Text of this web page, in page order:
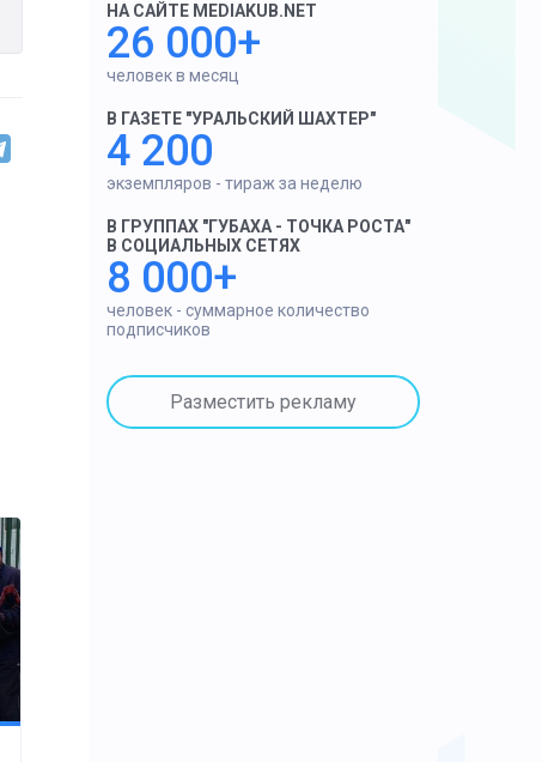
НА САЙТЕ MEDIAKUB.NET
26 000+
человек в месяц
В ГАЗЕТЕ "УРАЛЬСКИЙ ШАХТЕР"
4 200
экземпляров - тираж за неделю
В ГРУППАХ "ГУБАХА - ТОЧКА РОСТА"
В СОЦИАЛЬНЫХ СЕТЯХ
8 000+
человек - суммарное количество
подписчиков
Разместить рекламу